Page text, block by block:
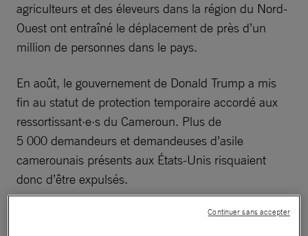
agriculteurs et des éleveurs dans la région du Nord-
Ouest ont entraîné le déplacement de près d’un
million de personnes dans le pays.
En août, le gouvernement de Donald Trump a mis
fin au statut de protection temporaire accordé aux
ressortissant·e·s du Cameroun. Plus de
5 000 demandeurs et demandeuses d’asile
camerounais présents aux États-Unis risquaient
donc d’être expulsés.
Selon les chiffres officiels, le taux d’inflation était de
Continuer sans accepter